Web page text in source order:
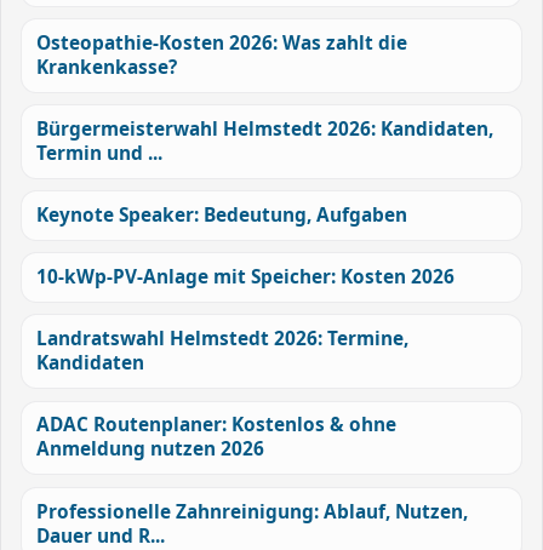
Osteopathie-Kosten 2026: Was zahlt die
Krankenkasse?
Bürgermeisterwahl Helmstedt 2026: Kandidaten,
Termin und ...
Keynote Speaker: Bedeutung, Aufgaben
10-kWp-PV-Anlage mit Speicher: Kosten 2026
Landratswahl Helmstedt 2026: Termine,
Kandidaten
ADAC Routenplaner: Kostenlos & ohne
Anmeldung nutzen 2026
Professionelle Zahnreinigung: Ablauf, Nutzen,
Dauer und R...